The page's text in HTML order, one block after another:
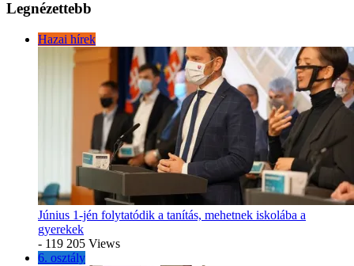
Legnézettebb
Hazai hírek
Június 1-jén folytatódik a tanítás, mehetnek iskolába a
gyerekek
- 119 205 Views
6. osztály